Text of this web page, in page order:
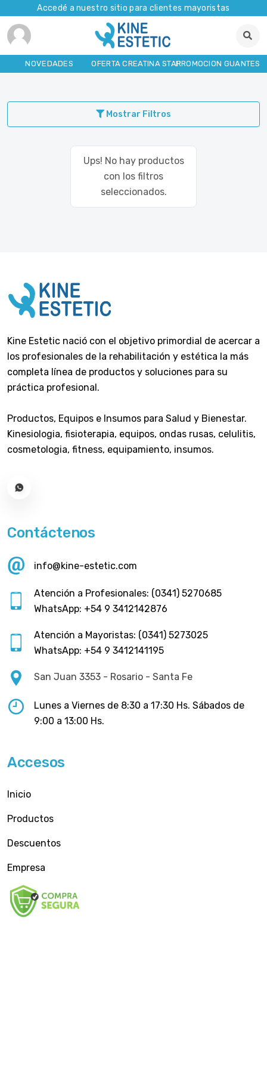
Accedé a nuestro sitio para clientes mayoristas
NOVEDADES OFERTA CREATINA STARPROMOCION GUANTES
Mostrar Filtros
Ups! No hay productos
con los filtros
seleccionados.
Kine Estetic nació con el objetivo primordial de acercar a
los profesionales de la rehabilitación y estética la más
completa línea de productos y soluciones para su
práctica profesional.
Productos, Equipos e Insumos para Salud y Bienestar.
Kinesiologia, fisioterapia, equipos, ondas rusas, celulitis,
cosmetologia, fitness, equipamiento, insumos.
Contáctenos
info@kine-estetic.com
Atención a Profesionales: (0341) 5270685
WhatsApp: +54 9 3412142876
Atención a Mayoristas: (0341) 5273025
WhatsApp: +54 9 3412141195
San Juan 3353 - Rosario - Santa Fe
Lunes a Viernes de 8:30 a 17:30 Hs. Sábados de
9:00 a 13:00 Hs.
Accesos
Inicio
Productos
Descuentos
Empresa